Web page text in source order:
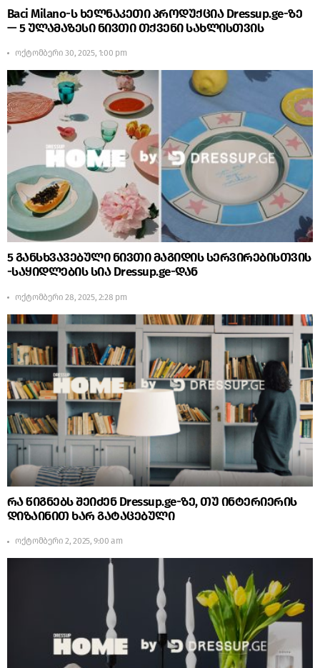
Baci Milano-ს ხელნაკეთი პროდუქცია Dressup.ge-ზე
— 5 ულამაზესი ნივთი თქვენი სახლისთვის
ოქტომბერი 30, 2025, 1:00 pm
5 განსხვავებული ნივთი მაგიდის სერვირებისთვის
-საყიდლების სია Dressup.ge-დან
ოქტომბერი 28, 2025, 2:28 pm
რა წიგნებს შეიძენ Dressup.ge-ზე, თუ ინტერიერის
დიზაინით ხარ გატაცებული
ოქტომბერი 2, 2025, 9:00 am